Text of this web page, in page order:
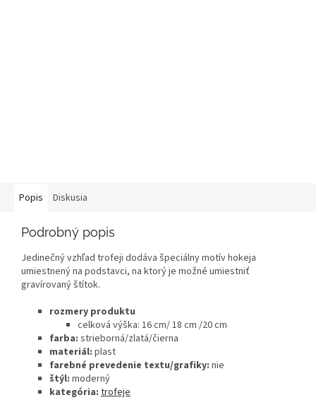
Popis Diskusia
Podrobný popis
Jedinečný vzhľad trofeji dodáva špeciálny motív hokeja
umiestnený na podstavci, na ktorý je možné umiestniť
gravírovaný štítok.
rozmery produktu
celková výška: 16 cm/ 18 cm /20 cm
farba: strieborná/zlatá/čierna
materiál: plast
farebné prevedenie textu/grafiky: nie
štýl: moderný
kategória: trofeje